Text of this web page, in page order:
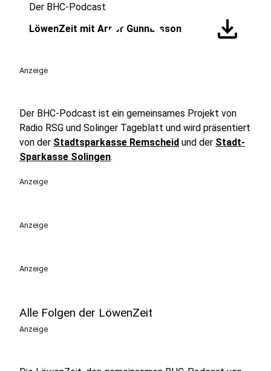
play_circle
Der BHC-Podcast
LöwenZeit mit Arnor Gunnarsson
download
Anzeige
Der BHC-Podcast ist ein gemeinsames Projekt von
Radio RSG und Solinger Tageblatt und wird präsentiert
von der Stadtsparkasse Remscheid und der Stadt-
Sparkasse Solingen.
Anzeige
Anzeige
Anzeige
Alle Folgen der LöwenZeit
Anzeige